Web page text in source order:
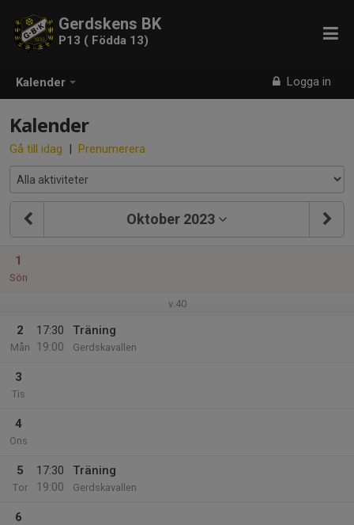
Kalender Logga in
Gerdskens BK
P13 ( Födda 13)
Kalender
Gå till idag | Prenumerera
Oktober 2023
1
Sön
v.40
2
Mån
17:30
19:00
Träning
Gerdskavallen
3
Tis
4
Ons
5
Tor
17:30
19:00
Träning
Gerdskavallen
6